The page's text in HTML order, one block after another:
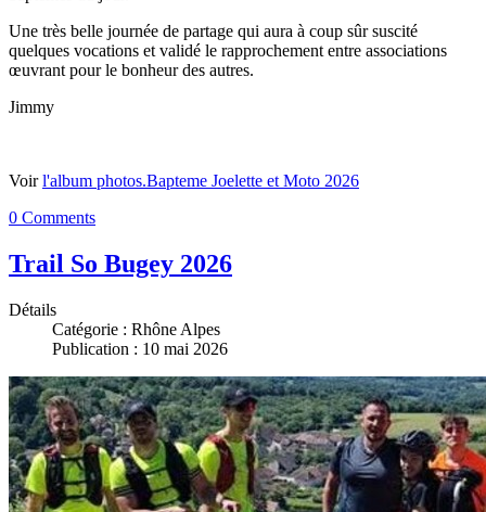
Une très belle journée de partage qui aura à coup sûr suscité
quelques vocations et validé le rapprochement entre associations
œuvrant pour le bonheur des autres.
Jimmy
Voirl'album photos.Bapteme Joelette et Moto 2026
0 Comments
Trail So Bugey 2026
Détails
Catégorie : Rhône Alpes
Publication : 10 mai 2026